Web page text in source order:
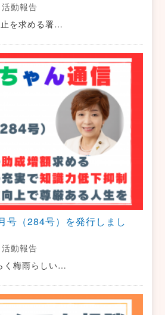
活動報告
を求める署…
号（284号）を発行しまし
活動報告
く梅雨らしい…